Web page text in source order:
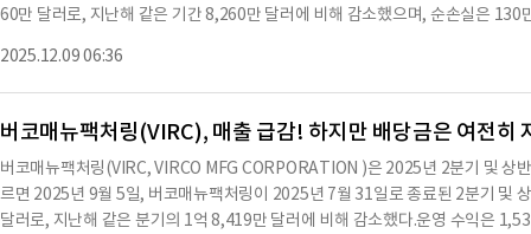
60만 달러로, 지난해 같은 기간 8,260만 달러에 비해 감소했으며, 순손실은 130
만 달러, 총 매출총이익률은 44.4%였다.판매, 일반 및 관리비(SG&A)는 1,980
간의 2,560만 달러, 매출의 30.9%에서 감소했다.9개월 누적 순이익은 960만
은 기간의 2,740만 달러의 순이익과 2억 3,778만 달러의 매출에 비해 감소했다
의 43.2%를 차지하며, 지난해 같은 기간의 1억 720만 달러, 매출의 45.1%에
를 차지하며, 지난해 같은 기간의 7,130만 달러, 매출의 30.0%에서 증가했다.운
낮은 생산 수준에 의해 발생했다.관리진은 지난해의 비정상적인 재난 복구 주문
것이라고 경고했다.이러한 주문이 없었더라도, 이동식 학교 가구 및 장비 시장
2025.12.09 06:36
버코매뉴팩처링(VIRC), 매출 급감! 하지만 배당금은 여전히
버코매뉴팩처링(VIRC, VIRCO MFG CORPORATION )은 2025년 2분기 및 상
르면 2025년 9월 5일, 버코매뉴팩처링이 2025년 7월 31일로 종료된 2분기 및
달러로, 지난해 같은 분기의 1억 8,419만 달러에 비해 감소했다.운영 수익은